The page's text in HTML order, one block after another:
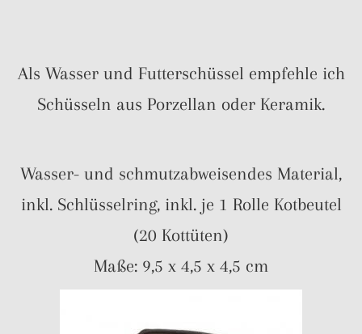
Als Wasser und Futterschüssel empfehle ich
Schüsseln aus Porzellan oder Keramik.
Wasser- und schmutzabweisendes Material,
inkl. Schlüsselring, inkl. je 1 Rolle Kotbeutel
(20 Kottüten)
Maße: 9,5 x 4,5 x 4,5 cm